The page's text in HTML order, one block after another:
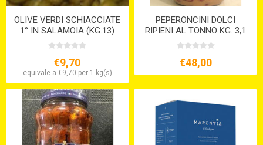
OLIVE VERDI SCHIACCIATE
1° IN SALAMOIA (KG.13)
€9,70
equivale a €9,70 per 1 kg(s)
PEPERONCINI DOLCI
RIPIENI AL TONNO KG. 3,1
€48,00